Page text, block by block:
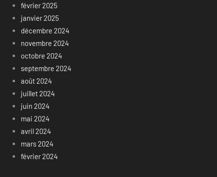
février 2025
janvier 2025
décembre 2024
novembre 2024
octobre 2024
septembre 2024
août 2024
juillet 2024
juin 2024
mai 2024
avril 2024
mars 2024
février 2024